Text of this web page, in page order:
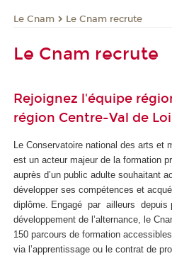
Le Cnam Le Cnam recrute
Le Cnam recrute
Rejoignez l'équipe
région Centre-Val de
Le Conservatoire national des arts et
est un acteur majeur de la formation
auprès d’un public adulte souhaitant
développer ses compétences et
diplôme. Engagé par ailleurs depuis
développement de l’alternance, le
150 parcours de formation accessibles
via l’apprentissage ou le contrat de